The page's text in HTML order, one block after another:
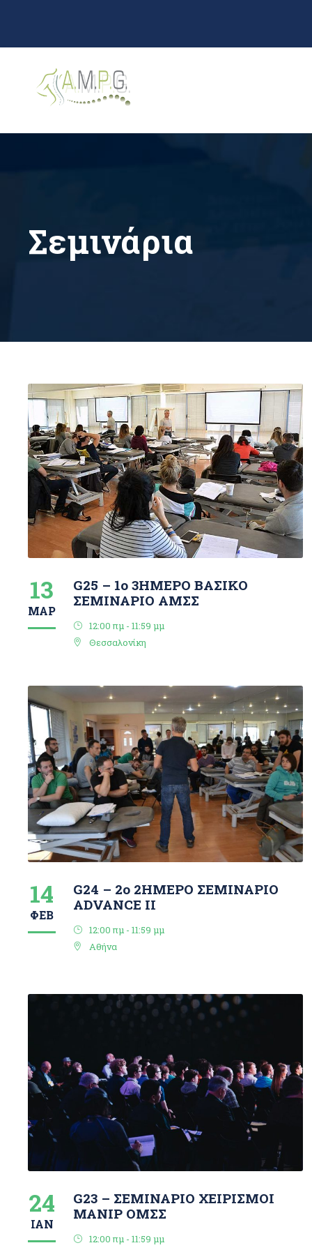
Σεμινάρια
13
ΜΑΡ
G25 – 1o 3ΗΜΕΡΟ ΒΑΣΙΚΟ
ΣΕΜΙΝΑΡΙΟ ΑΜΣΣ
12:00 πμ - 11:59 μμ
Θεσσαλονίκη
14
ΦΕΒ
G24 – 2ο 2ΗΜΕΡΟ ΣΕΜΙΝΑΡΙΟ
ΑDVANCE IΙ
12:00 πμ - 11:59 μμ
Αθήνα
24
ΙΑΝ
G23 – ΣΕΜΙΝΑΡΙΟ ΧΕΙΡΙΣΜΟΙ
MANIP ΟΜΣΣ
12:00 πμ - 11:59 μμ